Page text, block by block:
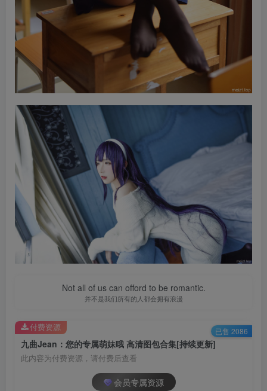
Not all of us can offord to be romantic.
并不是我们所有的人都会拥有浪漫
九曲Jean：您的专属萌妹哦 高清图包合集[持续更新]
此内容为付费资源，请付费后查看
会员专属资源
付费资源 已售 2086